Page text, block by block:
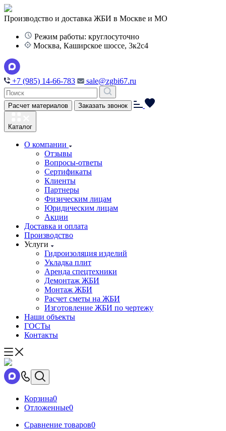
Производство и доставка ЖБИ в Москве и МО
Режим работы: круглосуточно
Москва, Каширское шоссе, 3к2с4
+7 (985) 14-66-783 sale@zgbi67.ru
Расчет материалов Заказать звонок
Каталог
О компании
Отзывы
Вопросы-ответы
Сертификаты
Клиенты
Партнеры
Физическим лицам
Юридическим лицам
Акции
Доставка и оплата
Производство
Услуги
Гидроизоляция изделий
Укладка плит
Аренда спецтехники
Демонтаж ЖБИ
Монтаж ЖБИ
Расчет сметы на ЖБИ
Изготовление ЖБИ по чертежу
Наши объекты
ГОСТы
Контакты
Корзина0
Отложенные0
Сравнение товаров0